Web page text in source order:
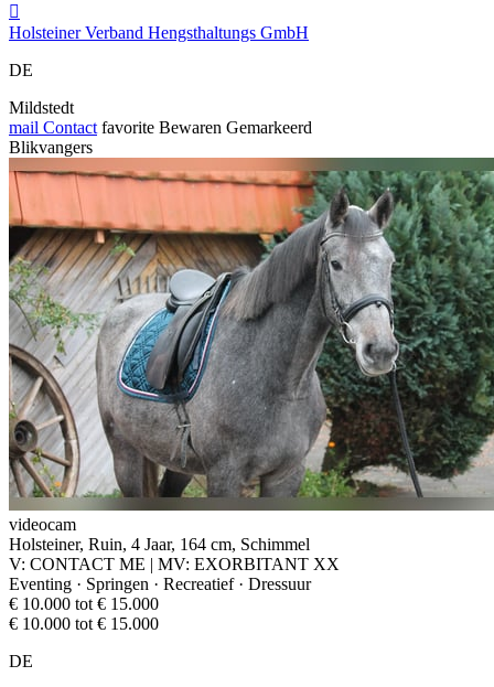

Holsteiner Verband Hengsthaltungs GmbH
DE
Mildstedt
mail Contact favorite Bewaren Gemarkeerd
Blikvangers
videocam
Holsteiner, Ruin, 4 Jaar, 164 cm, Schimmel
V: CONTACT ME | MV: EXORBITANT XX
Eventing · Springen · Recreatief · Dressuur
€ 10.000 tot € 15.000
€ 10.000 tot € 15.000
DE